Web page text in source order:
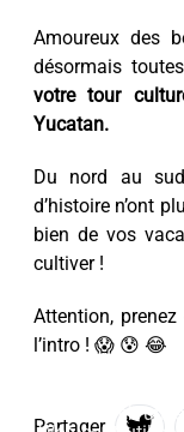
Amoureux des
désormais
votre tour
Yucatan.
Du nord au
d’histoire n’ont
bien de vos
cultiver !
Attention,
l’intro ! 😱 😰 😂
Partager
Ce site Web